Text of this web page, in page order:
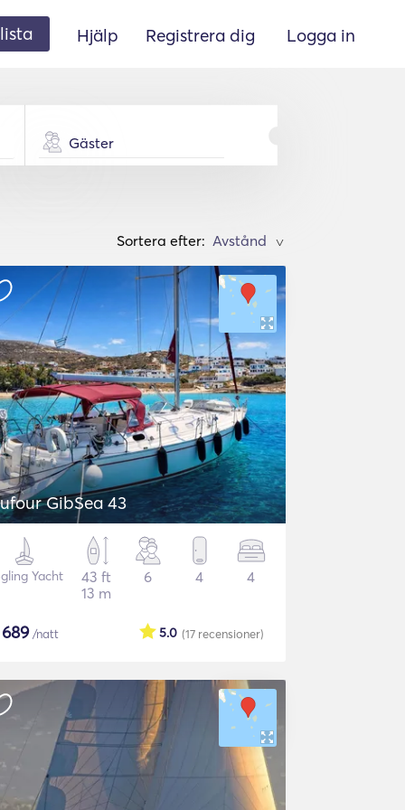
Hjälp Registrera dig Logga in
Gäster
Sortera efter: >
GibSea 43
Yacht
43 ft
13 m
6 4 4
689/natt (17 recensioner)
5.0